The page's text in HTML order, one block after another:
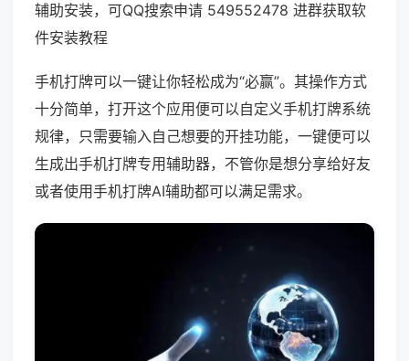
辅助安装，可QQ搜索申请 549552478 进群获取软
件安装教程
手机打牌可以一键让你轻松成为“必赢”。其操作方式
十分简单，打开这个应用便可以自定义手机打牌系统
规律，只需要输入自己想要的开挂功能，一键便可以
生成出手机打牌专用辅助器，不管你是想分享给好友
或者使用手机打牌AI辅助都可以满足需求。